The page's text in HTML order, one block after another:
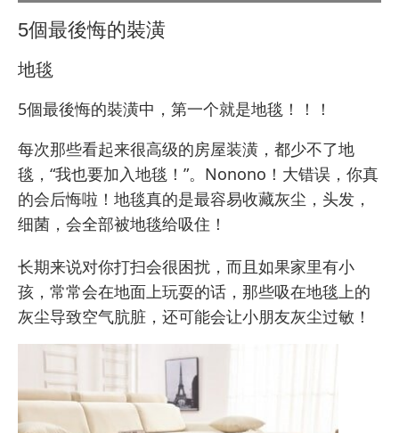
5個最後悔的裝潢
地毯
5個最後悔的裝潢中，第一个就是地毯！！！
每次那些看起来很高级的房屋装潢，都少不了地
毯，“我也要加入地毯！”。Nonono！大错误，你真
的会后悔啦！地毯真的是最容易收藏灰尘，头发，
细菌，会全部被地毯给吸住！
长期来说对你打扫会很困扰，而且如果家里有小
孩，常常会在地面上玩耍的话，那些吸在地毯上的
灰尘导致空气肮脏，还可能会让小朋友灰尘过敏！